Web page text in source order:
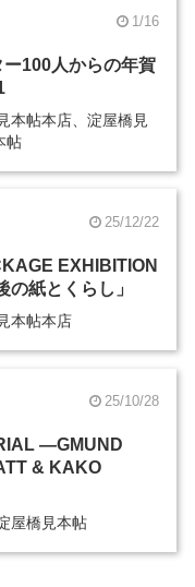
1/16
ー100人からの年賀
本帖本店、淀屋橋見
帖
25/12/22
EXHIBITION
の紙とくらし」
本帖本店
25/10/28
―GMUND
& KAKO
屋橋見本帖